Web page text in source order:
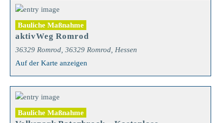
Bauliche Maßnahme
aktivWeg Romrod
36329 Romrod, 36329 Romrod, Hessen
Auf der Karte anzeigen
Bauliche Maßnahme